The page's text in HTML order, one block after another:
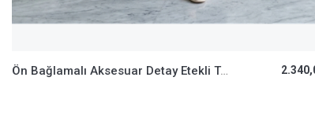
Ön Bağlamalı Aksesuar Detay Etekli Takım-Lacivert